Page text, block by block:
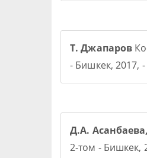
Т. Джапаров
- Бишкек, 2017, -
Д.А.
2-том - Бишкек,